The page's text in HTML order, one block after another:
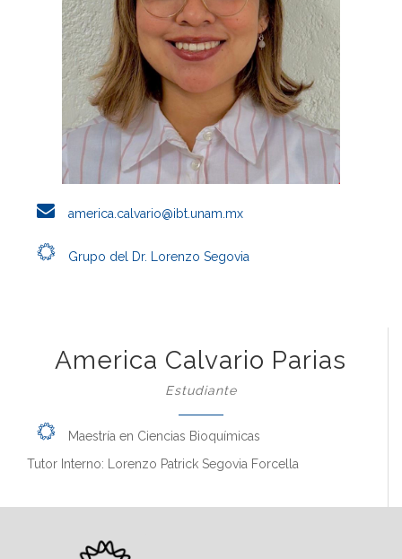
america.calvario@ibt.unam.mx
Grupo del Dr. Lorenzo Segovia
America Calvario Parias
Estudiante
Maestría en Ciencias Bioquímicas
Tutor Interno: Lorenzo Patrick Segovia Forcella